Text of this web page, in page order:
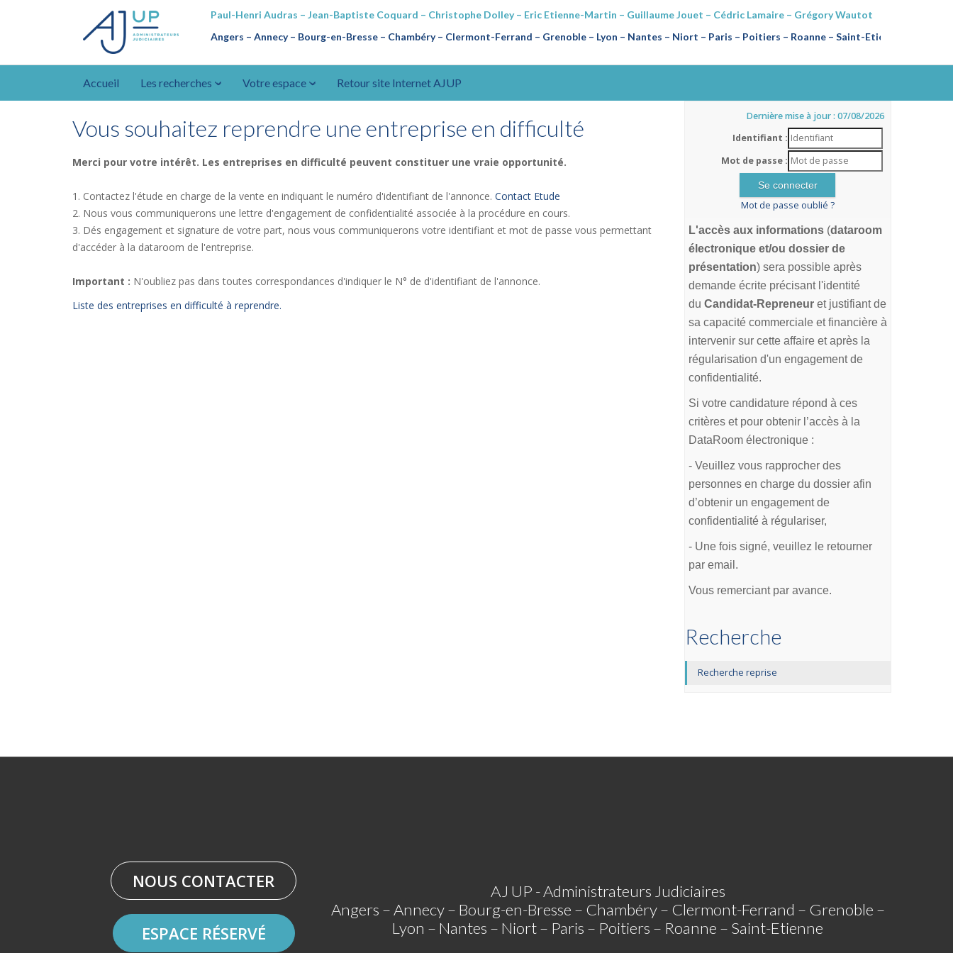
Paul-Henri Audras – Jean-Baptiste Coquard – Christophe Dolley – Eric Etienne-Martin – Guillaume Jouet – Cédric Lamaire – Grégory Wautot
Angers – Annecy– Bourg-en-Bresse – Chambéry – Clermont-Ferrand – Grenoble – Lyon – Nantes – Niort – Paris – Poitiers – Roanne – Saint-Etienne
Accueil Les recherches Votre espace Retour site Internet AJUP
Vous souhaitez reprendre une entreprise en difficulté
Merci pour votre intérêt. Les entreprises en difficulté peuvent constituer une vraie opportunité.
1. Contactez l'étude en charge de la vente en indiquant le numéro d'identifiant de l'annonce. Contact Etude
2. Nous vous communiquerons une lettre d'engagement de confidentialité associée à la procédure en cours.
3. Dés engagement et signature de votre part, nous vous communiquerons votre identifiant et mot de passe vous permettant
d'accéder à la dataroom de l'entreprise.
Important : N'oubliez pas dans toutes correspondances d'indiquer le N° de d'identifiant de l'annonce.
Liste des entreprises en difficulté à reprendre.
Dernière mise à jour : 07/08/2026
Identifiant :
Mot de passe :
Mot de passe oublié ?
L'accès aux informations(dataroom
électronique et/ou dossier de
présentation) sera possible après
demande écrite précisant l'identité
du Candidat-Repreneuret justifiant de
sa capacité commerciale et financière à
intervenir sur cette affaire et après la
régularisation d'un engagement de
confidentialité.
Si votre candidature répond à ces
critères et pour obtenir l’accès à la
DataRoom électronique :
- Veuillez vous rapprocher des
personnes en charge du dossier afin
d’obtenir un engagement de
confidentialité à régulariser,
- Une fois signé, veuillez le retourner
par email.
Vous remerciant par avance.
Recherche
Recherche reprise
NOUS CONTACTER
ESPACE RÉSERVÉ
AJ UP - Administrateurs Judiciaires
Angers – Annecy – Bourg-en-Bresse – Chambéry – Clermont-Ferrand – Grenoble –
Lyon – Nantes – Niort – Paris – Poitiers – Roanne – Saint-Etienne